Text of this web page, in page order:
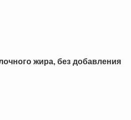
жира, без добавления